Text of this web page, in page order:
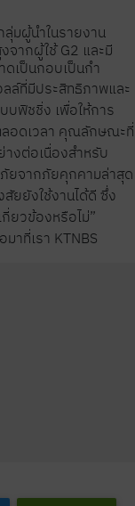
มผู้นำในรายงาน
จากผู้ใช้ G2 และมี
เป็นกอบเป็นกำ
ลล์ที่มีประสิทธิภาพและ
บฟิชชิ่ง เพื่อให้การ
อดเวลา คุณลักษณะที่
งต่อเนื่องสำหรับ
ยจากภัยคุกคามล่าสุด
ยยังใช้งานได้ดี ซึ่ง
กี่ยวข้องหรือไม่”
าที่เรา KTNBS